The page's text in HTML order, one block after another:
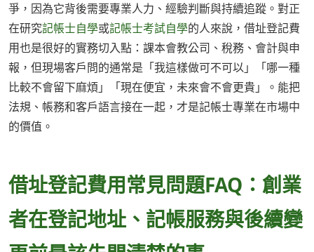
爭，因為它背後需要專業人力、經驗判斷與持續追蹤。對正
在研究記帳士自學或記帳士考試自學的人來說，借址登記費
用也是很好的實務切入點：課本會教公司、稅務、會計與申
報，但現場客戶問的通常是「我這樣做可不可以」「哪一種
比較不會留下麻煩」「現在便宜，未來會不會更貴」。能把
法規、帳務和客戶語言接在一起，才是記帳士專業在市場中
的價值。
借址登記費用常見問題FAQ：創業
者在登記地址、記帳服務與後續變